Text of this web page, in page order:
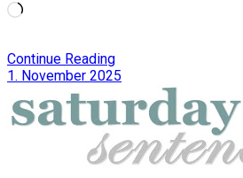
Wird
Continue Reading
1. November 2025